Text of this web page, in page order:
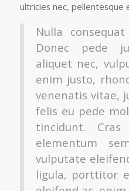
ultricies nec, pellentesque
Nulla
Donec pede
aliquet nec,
enim justo,
venenatis vitae,
felis eu pede
tincidunt. Cras
elementum
vulputate
ligula, porttitor